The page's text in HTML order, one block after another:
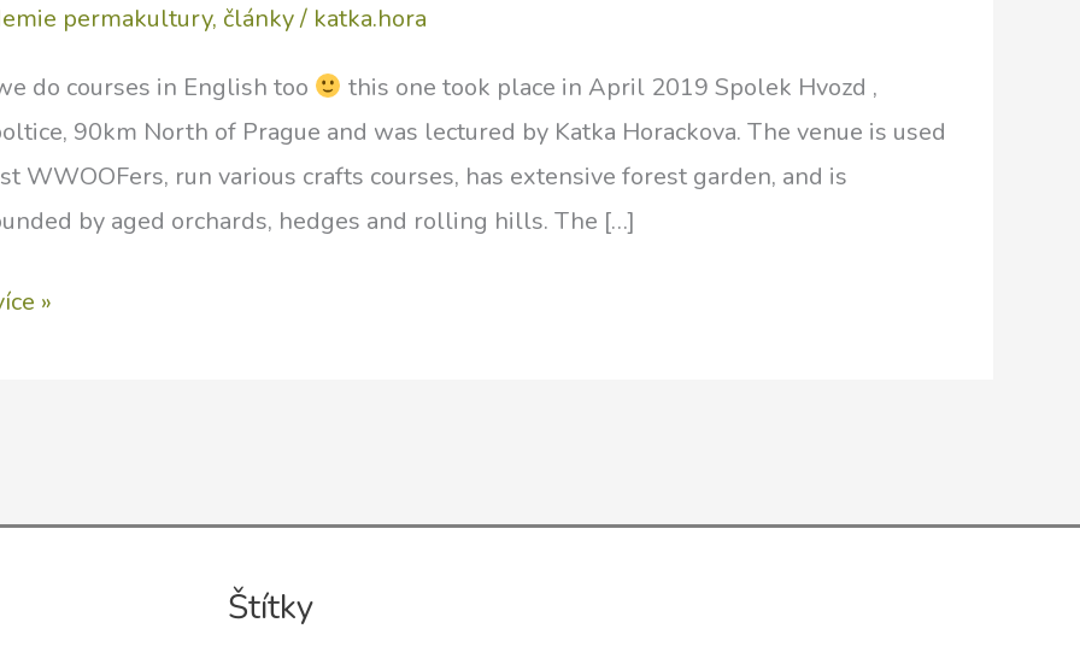
permakultury, články/ katka.hora
do courses in English too
this one took place in April 2019 Spolek Hvozd ,
90km North of Prague and was lectured by Katka Horackova. The venue is used
WWOOFers, run various crafts courses, has extensive forest garden, and is
by aged orchards, hedges and rolling hills. The […]
»
Štítky